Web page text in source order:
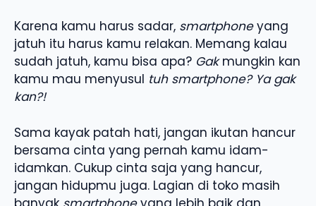
Karena kamu harus sadar, smartphoneyang
jatuh itu harus kamu relakan. Memang kalau
sudah jatuh, kamu bisa apa? Gakmungkin kan
kamu mau menyusul tuh smartphone? Ya gak
kan?!
Sama kayak patah hati, jangan ikutan hancur
bersama cinta yang pernah kamu idam-
idamkan. Cukup cinta saja yang hancur,
jangan hidupmu juga. Lagian di toko masih